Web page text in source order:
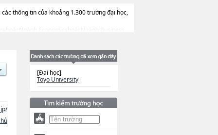
các thông tin của khoảng 1.300 trường đại học,
EconomicshoặcNgành Business
tin liên quan đến thi tuyển như số lượng
[Đại học]
Toyo University